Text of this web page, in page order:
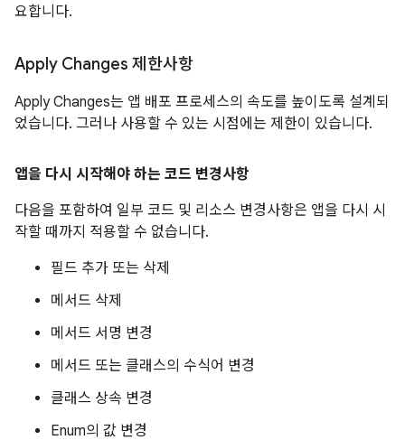
요합니다.
Apply Changes 제한사항
Apply Changes는 앱 배포 프로세스의 속도를 높이도록 설계되
었습니다. 그러나 사용할 수 있는 시점에는 제한이 있습니다.
앱을 다시 시작해야 하는 코드 변경사항
다음을 포함하여 일부 코드 및 리소스 변경사항은 앱을 다시 시
작할 때까지 적용할 수 없습니다.
필드 추가 또는 삭제
메서드 삭제
메서드 서명 변경
메서드 또는 클래스의 수식어 변경
클래스 상속 변경
Enum의 값 변경